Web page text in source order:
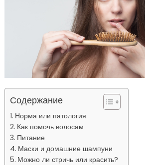
Содержание
Норма или патология
Как помочь волосам
Питание
Маски и домашние шампуни
Можно ли стричь или красить?